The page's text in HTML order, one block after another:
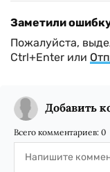
Заметили
Пожалуйста,
Ctrl+Enter или
Добавить
Всего комментариев: 0